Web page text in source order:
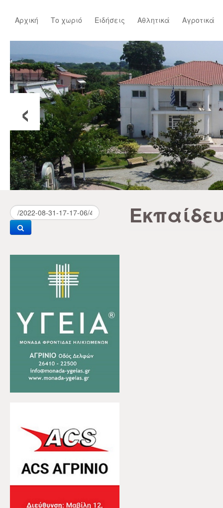
Αρχική Το χωριό Ειδήσεις Αθλητικά Αγροτικά
‹